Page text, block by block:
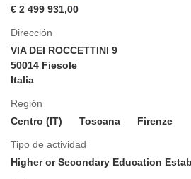
Dirección
VIA DEI ROCCETTINI 9
50014 Fiesole
Italia
Región
Centro (IT)
Toscana Firenze
Tipo de actividad
Higher or Secondary Education
€ 2 499 931,00